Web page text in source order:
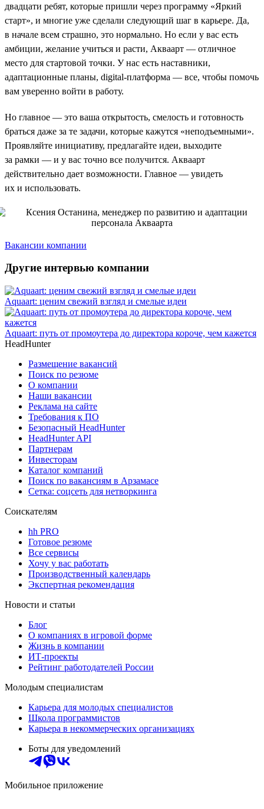
двадцати ребят, которые пришли через программу «Яркий
старт», и многие уже сделали следующий шаг в карьере. Да,
в начале всем страшно, это нормально. Но если у вас есть
амбиции, желание учиться и расти, Акваарт — отличное
место для стартовой точки. У нас есть наставники,
адаптационные планы, digital-платформа — все, чтобы помочь
вам уверенно войти в работу.
Но главное — это ваша открытость, смелость и готовность
браться даже за те задачи, которые кажутся «неподъемными».
Проявляйте инициативу, предлагайте идеи, выходите
за рамки — и у вас точно все получится. Акваарт
действительно дает возможности. Главное — увидеть
их и использовать.
Вакансии компании
Другие интервью компании
Aquaart: ценим свежий взгляд и смелые идеи
Aquaart: путь от промоутера до директора короче, чем кажется
HeadHunter
Размещение вакансий
Поиск по резюме
О компании
Наши вакансии
Реклама на сайте
Требования к ПО
Безопасный HeadHunter
HeadHunter API
Партнерам
Инвесторам
Каталог компаний
Поиск по вакансиям в Арзамасе
Сетка: соцсеть для нетворкинга
Соискателям
hh PRO
Готовое резюме
Все сервисы
Хочу у вас работать
Производственный календарь
Экспертная рекомендация
Новости и статьи
Блог
О компаниях в игровой форме
Жизнь в компании
ИТ-проекты
Рейтинг работодателей России
Молодым специалистам
Карьера для молодых специалистов
Школа программистов
Карьера в некоммерческих организациях
Боты для уведомлений
Мобильное приложение